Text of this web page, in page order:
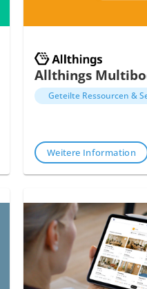
Allthings
Geteilte Ressourcen &
Weitere Information